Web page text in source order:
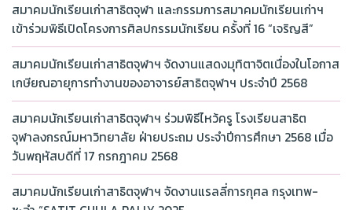
สมาคมนักเรียนเก่าสาธิตจุฬา และกรรมการสมาคมนักเรียนเก่าฯ
เข้าร่วมพิธีเปิดโครงการศิลปกรรมนักเรียน ครั้งที่ 16 “เจริญสี”
สมาคมนักเรียนเก่าสาธิตจุฬาฯ จัดงานแสดงมุทิตาจิตเนื่องในโอกาส
เกษียณอายุการทำงานของอาจารย์สาธิตจุฬาฯ ประจำปี 2568
สมาคมนักเรียนเก่าสาธิตจุฬาฯ ร่วมพิธีไหว้ครู โรงเรียนสาธิต
จุฬาลงกรณ์มหาวิทยาลัย ฝ่ายประถม ประจำปีการศึกษา 2568 เมื่อ
วันพฤหัสบดีที่ 17 กรกฎาคม 2568
สมาคมนักเรียนเก่าสาธิตจุฬาฯ จัดงานแรลลี่การกุศล กรุงเทพ-